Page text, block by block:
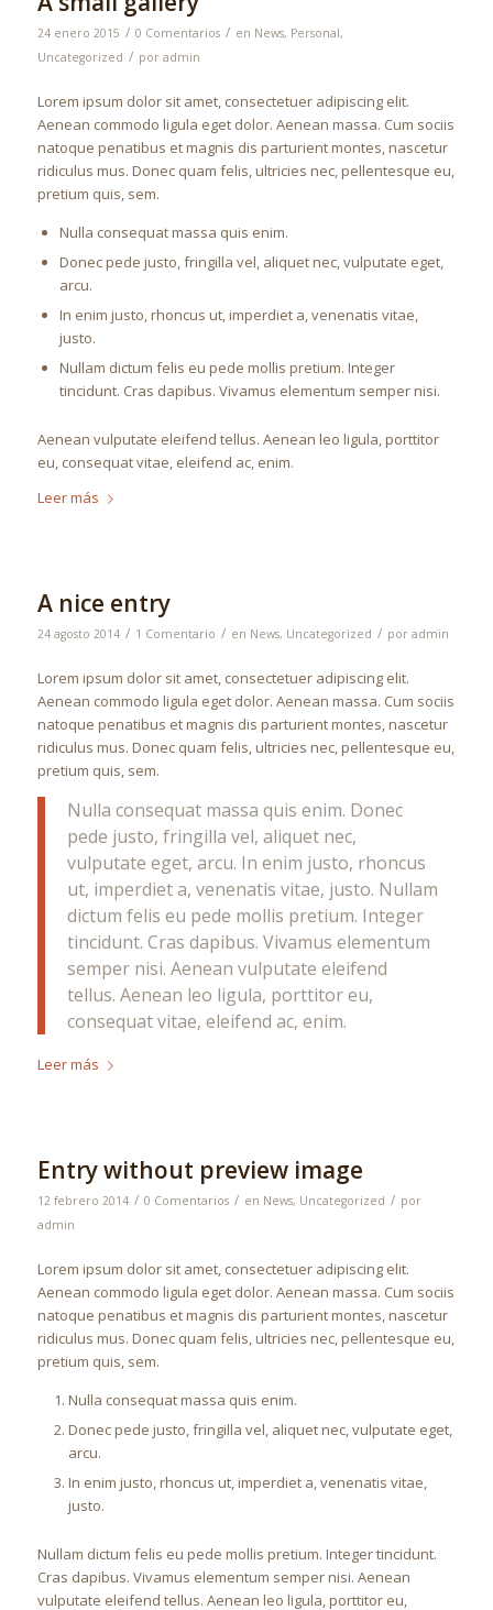
24 enero 2015 / 0 Comentarios / en News, Personal,
Uncategorized / por admin
Lorem ipsum dolor sit amet, consectetuer adipiscing elit.
Aenean commodo ligula eget dolor. Aenean massa. Cum sociis
natoque penatibus et magnis dis parturient montes, nascetur
ridiculus mus. Donec quam felis, ultricies nec, pellentesque eu,
pretium quis, sem.
Nulla consequat massa quis enim.
Donec pede justo, fringilla vel, aliquet nec, vulputate eget,
arcu.
In enim justo, rhoncus ut, imperdiet a, venenatis vitae,
justo.
Nullam dictum felis eu pede mollis pretium. Integer
tincidunt. Cras dapibus. Vivamus elementum semper nisi.
Aenean vulputate eleifend tellus. Aenean leo ligula, porttitor
eu, consequat vitae, eleifend ac, enim.
Leer más
A nice entry
24 agosto 2014 / 1 Comentario / en News, Uncategorized / por admin
Lorem ipsum dolor sit amet, consectetuer adipiscing elit.
Aenean commodo ligula eget dolor. Aenean massa. Cum sociis
natoque penatibus et magnis dis parturient montes, nascetur
ridiculus mus. Donec quam felis, ultricies nec, pellentesque eu,
pretium quis, sem.
Nulla consequat massa quis enim. Donec
pede justo, fringilla vel, aliquet nec,
vulputate eget, arcu. In enim justo, rhoncus
ut, imperdiet a, venenatis vitae, justo. Nullam
dictum felis eu pede mollis pretium. Integer
tincidunt. Cras dapibus. Vivamus elementum
semper nisi. Aenean vulputate eleifend
tellus. Aenean leo ligula, porttitor eu,
consequat vitae, eleifend ac, enim.
Leer más
Entry without preview image
12 febrero 2014 / 0 Comentarios / en News, Uncategorized / por
admin
Lorem ipsum dolor sit amet, consectetuer adipiscing elit.
Aenean commodo ligula eget dolor. Aenean massa. Cum sociis
natoque penatibus et magnis dis parturient montes, nascetur
ridiculus mus. Donec quam felis, ultricies nec, pellentesque eu,
pretium quis, sem.
Nulla consequat massa quis enim.
Donec pede justo, fringilla vel, aliquet nec, vulputate eget,
arcu.
In enim justo, rhoncus ut, imperdiet a, venenatis vitae,
justo.
Nullam dictum felis eu pede mollis pretium. Integer tincidunt.
Cras dapibus. Vivamus elementum semper nisi. Aenean
vulputate eleifend tellus. Aenean leo ligula, porttitor eu,